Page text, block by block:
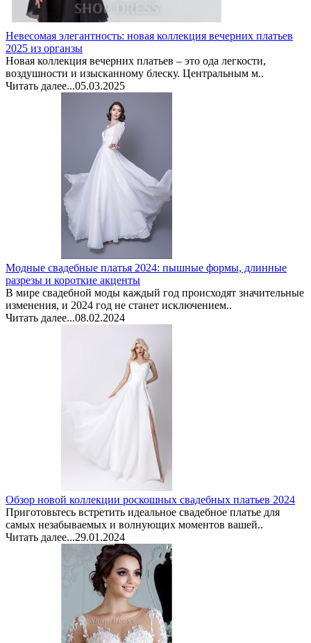
Невесомая элегантность: новая коллекция вечерних платьев
2025 из органзы
Новая коллекция вечерних платьев – это ода легкости,
воздушности и изысканному блеску. Центральным м..
Читать далее...05.03.2025
Модные свадебные платья 2024: пышные формы, длинные
разрезы и короткие акценты
В мире свадебной моды каждый год происходят значительные
изменения, и 2024 год не станет исключением..
Читать далее...08.02.2024
Обзор новой коллекции роскошных свадебных платьев 2024
Приготовьтесь встретить идеальное свадебное платье для
самых незабываемых и волнующих моментов вашей..
Читать далее...29.01.2024